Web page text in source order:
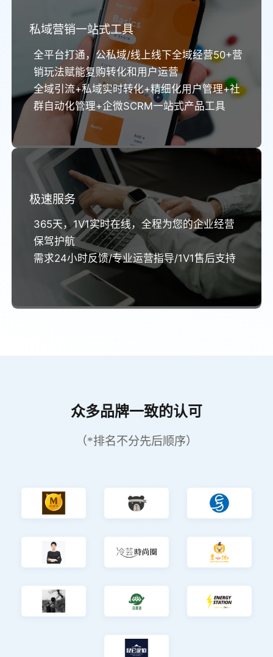
私域营销一站式工具
全平台打通，公私域/线上线下全域经营50+营
销玩法赋能复购转化和用户运营
全域引流+私域实时转化+精细化用户管理+社
群自动化管理+企微SCRM一站式产品工具
极速服务
365天，1V1实时在线，全程为您的企业经营
保驾护航
需求24小时反馈/专业运营指导/1V1售后支持
众多品牌一致的认可
（*排名不分先后顺序）